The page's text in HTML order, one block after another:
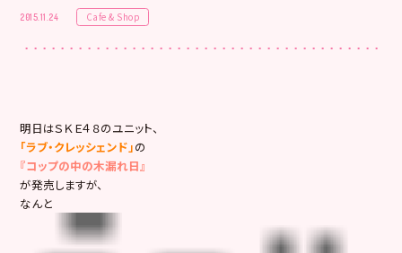
2015.11.24 Cafe & Shop
明日はＳＫＥ４８のユニット、
「ラブ・クレッシェンド」の
『コップの中の木漏れ日』
が発売しますが、
なんと